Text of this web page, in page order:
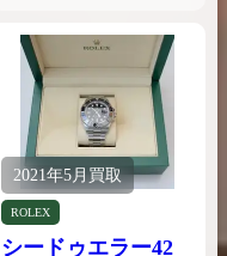
2021年5月買取
ROLEX
シードゥエラー42